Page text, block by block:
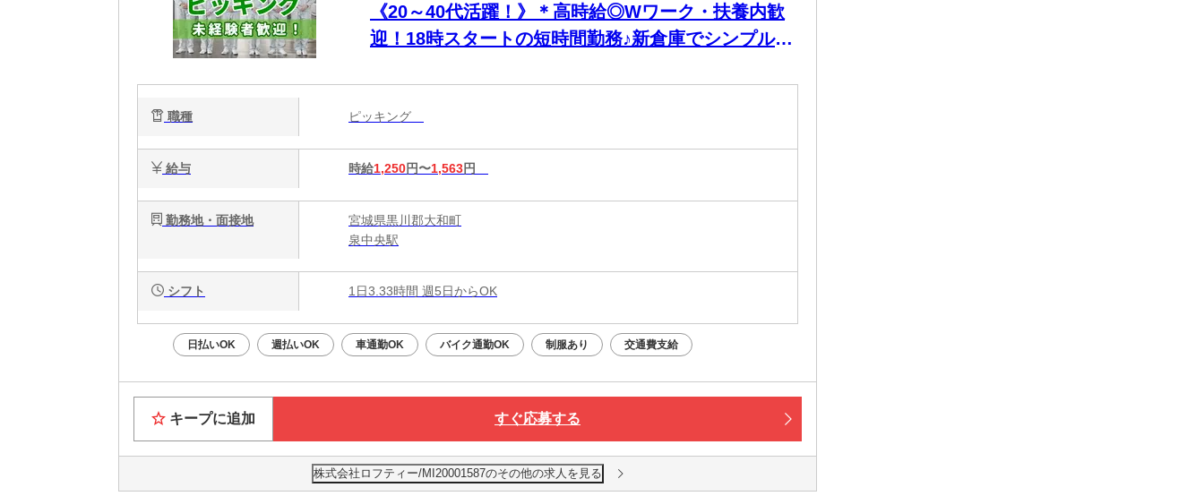
《20～40代活躍！》＊高時給◎Wワーク・扶養内歓
迎！18時スタートの短時間勤務♪新倉庫でシンプル軽
職種 ピッキング
給与 時給1,250円〜1,563円
勤務地・面接地
宮城県黒川郡大和町
泉中央駅
シフト 1日3.33時間 週5日からOK
日払いOK 週払いOK 車通勤OK バイク通勤OK 制服あり 交通費支給
キープに追加 すぐ応募する
株式会社ロフティー/MI20001587のその他の求人を見る